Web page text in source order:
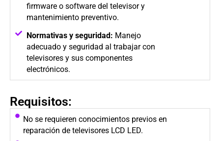
firmware o software del televisor y
mantenimiento preventivo.
Normativas y seguridad: Manejo
adecuado y seguridad al trabajar con
televisores y sus componentes
electrónicos.
Requisitos:
No se requieren conocimientos previos en
reparación de televisores LCD LED.